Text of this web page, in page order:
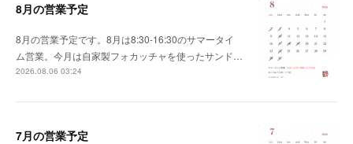
8月の営業予定
8月の営業予定です。8月は8:30-16:30のサマータイ
ム営業。今月は自家製フォカッチャを使ったサンド…
2026.08.06 03:24
7月の営業予定